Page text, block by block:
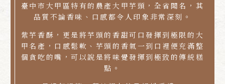
臺中市大甲區特有的農產大甲芋頭，全省聞名，其
品質不論香味、口感都令人印象非常深刻。
紫芋香酥，更是將芋頭的香甜可口發揮到極限的大
甲名產，口感鬆軟、芋頭的香氣一到口裡便充滿整
個貪吃的嘴，可以說是將味覺發揮到極致的傳統糕
點。